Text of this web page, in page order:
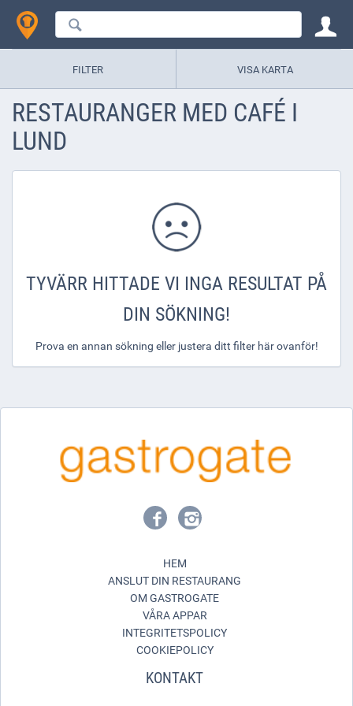
FILTER VISA KARTA
RESTAURANGER MED CAFÉ I
LUND
TYVÄRR HITTADE VI INGA RESULTAT PÅ
DIN SÖKNING!
Prova en annan sökning eller justera ditt filter här ovanför!
HEM
ANSLUT DIN RESTAURANG
OM GASTROGATE
VÅRA APPAR
INTEGRITETSPOLICY
COOKIEPOLICY
KONTAKT